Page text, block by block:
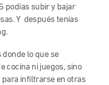
podías subir y bajar
Y después tenías
donde lo que se
cocina ni juegos, sino
infiltrarse en otras